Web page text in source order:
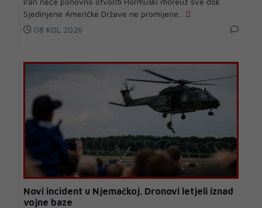
Sjedinjene Američke Države ne promijene...
08 KOL 2026
Novi incident u Njemačkoj. Dronovi letjeli iznad
vojne baze